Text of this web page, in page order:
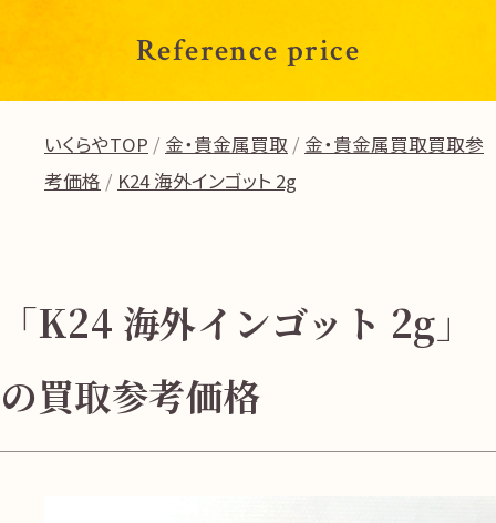
Reference price
いくらやTOP 金・貴金属買取
金・貴金属買取買取参
考価格
K24 海外インゴット 2g
「K24 海外インゴット 2g」
の買取参考価格